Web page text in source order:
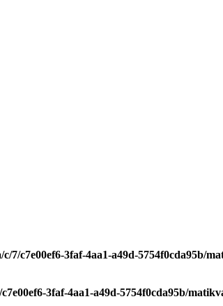
c/7/c7e00ef6-3faf-4aa1-a49d-5754f0cda95b/
3faf-4aa1-a49d-5754f0cda95b/